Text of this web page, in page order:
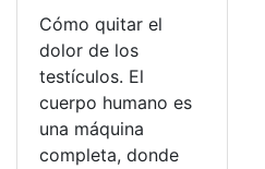
Cómo quitar el
dolor de los
testículos. El
cuerpo humano es
una máquina
completa, donde